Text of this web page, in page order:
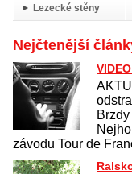
Lezecké stěny
Nejčtenější
závodu Tour de